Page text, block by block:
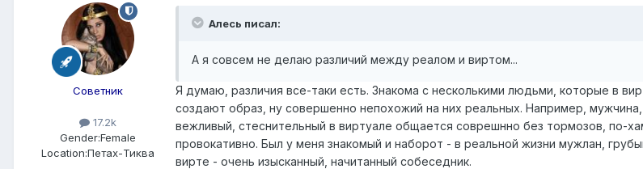
Советник
17.2k
Gender:Female
Location:Петах-Тиква
Алесь писал:
А я совсем не делаю различий между реалом и виртом...
Я думаю, различия все-таки есть. Знакома с несколькими людьми, которые в
создают образ, ну совершенно непохожий на них реальных. Например, мужчина,
вежливый, стеснительный в виртуале общается соврешнно без тормозов, по-
провокативно. Был у меня знакомый и наборот - в реальной жизни мужлан,
вирте - очень изысканный, начитанный собеседник.